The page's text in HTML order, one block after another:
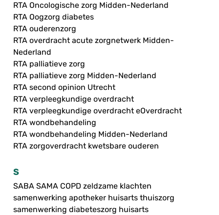
RTA Oncologische zorg Midden-Nederland
RTA Oogzorg diabetes
RTA ouderenzorg
RTA overdracht acute zorgnetwerk Midden-
Nederland
RTA palliatieve zorg
RTA palliatieve zorg Midden-Nederland
RTA second opinion Utrecht
RTA verpleegkundige overdracht
RTA verpleegkundige overdracht eOverdracht
RTA wondbehandeling
RTA wondbehandeling Midden-Nederland
RTA zorgoverdracht kwetsbare ouderen
S
SABA SAMA COPD zeldzame klachten
samenwerking apotheker huisarts thuiszorg
samenwerking diabeteszorg huisarts